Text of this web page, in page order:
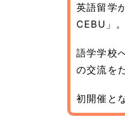
英語留学
CEBU」。
語学学校
の交流を
初開催と